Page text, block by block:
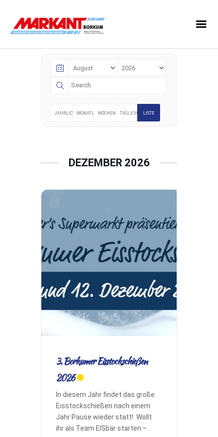
JÄHRLICH MONATLICHWÖCHENTLICHTÄGLICH LISTE
DEZEMBER 2026
3. Borkumer Eisstockschießen
2026
In diesem Jahr findet das große
Eisstockschießen nach einem
Jahr Pause wieder statt! Wollt
ihr als Team EISbär starten –